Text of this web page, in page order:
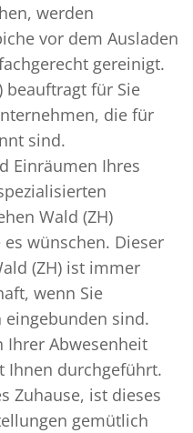
werden
vor dem Ausladen
gereinigt.
beauftragt für Sie
die für
sind.
Einräumen Ihres
Wald (ZH)
wünschen. Dieser
(ZH) ist immer
wenn Sie
sind.
Ihrer Abwesenheit
Ihnen durchgeführt.
Zuhause, ist dieses
gemütlich